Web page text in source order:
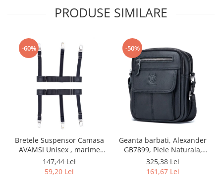
PRODUSE SIMILARE
-60%
Bretele Suspensor Camasa
AVAMSI Unisex , marime
universala, Clips, Negru
147,44 Lei
59,20 Lei
-50%
Geanta barbati, Alexander
GB7899, Piele Naturala,
Negru, 21x17x8 cm
325,38 Lei
161,67 Lei